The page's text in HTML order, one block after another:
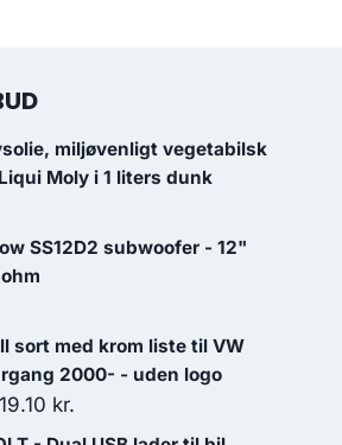
miljøvenligt vegetabilsk
Moly i 1 liters dunk
SS12D2 subwoofer - 12"
sort med krom liste til VW
2000- - uden logo
kr.
aktuelle